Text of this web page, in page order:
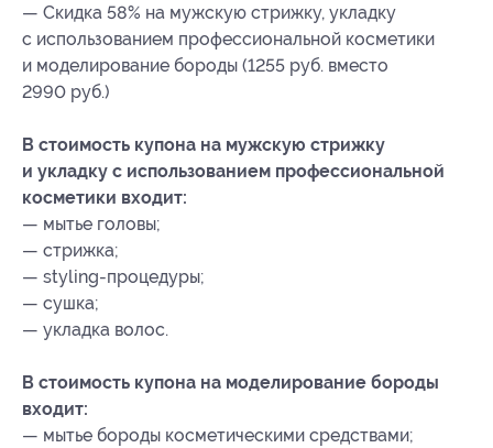
— Скидка 58% на мужскую стрижку, укладку
с использованием профессиональной косметики
и моделирование бороды (1255 руб. вместо
2990 руб.)
В стоимость купона на мужскую стрижку
и укладку с использованием профессиональной
косметики входит:
— мытье головы;
— стрижка;
— styling-процедуры;
— сушка;
— укладка волос.
В стоимость купона на моделирование бороды
входит:
— мытье бороды косметическими средствами;